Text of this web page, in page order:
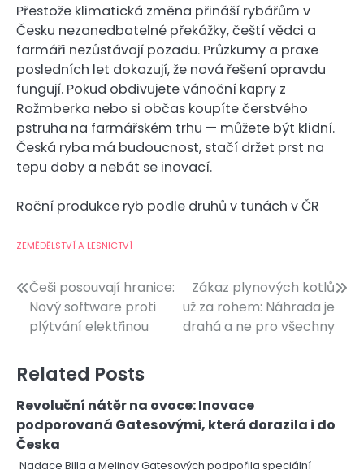
Přestože klimatická změna přináší rybářům v
Česku nezanedbatelné překážky, čeští vědci a
farmáři nezůstávají pozadu. Průzkumy a praxe
posledních let dokazují, že nová řešení opravdu
fungují. Pokud obdivujete vánoční kapry z
Rožmberka nebo si občas koupíte čerstvého
pstruha na farmářském trhu — můžete být klidní.
Česká ryba má budoucnost, stačí držet prst na
tepu doby a nebát se inovací.
Roční produkce ryb podle druhů v tunách v ČR
ZEMĚDĚLSTVÍ A LESNICTVÍ
Navigace
pro
Češi posouvají hranice:
Nový software proti
plýtvání elektřinou
Zákaz plynových kotlů
už za rohem: Náhrada je
drahá a ne pro všechny
Related Posts
Revoluční nátěr na ovoce: Inovace
podporovaná Gatesovými, která dorazila i do
Česka
Nadace Billa a Melindy Gatesových podpořila speciální